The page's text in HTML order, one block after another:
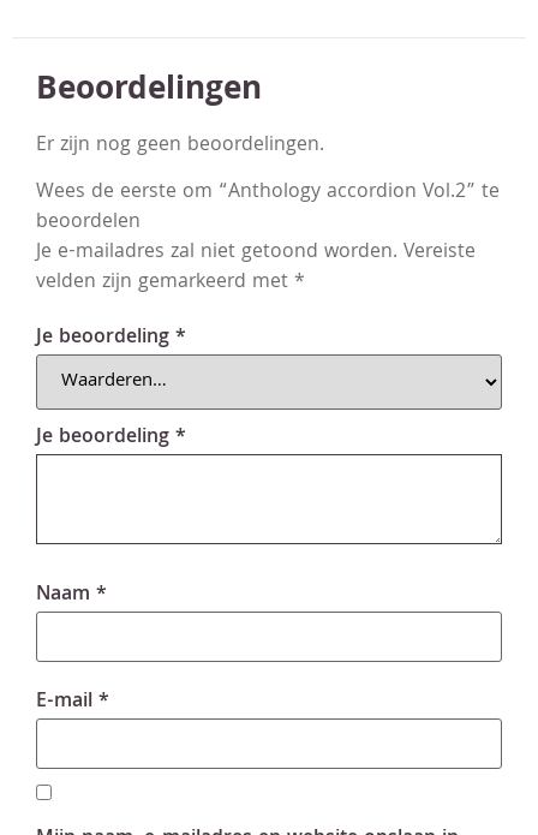
Beoordelingen
Er zijn nog geen beoordelingen.
Wees de eerste om “Anthology accordion Vol.2” te
beoordelen
Je e-mailadres zal niet getoond worden. Vereiste
velden zijn gemarkeerd met*
Je beoordeling*
Je beoordeling*
Naam *
E-mail*